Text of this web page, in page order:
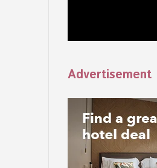
Advertisement